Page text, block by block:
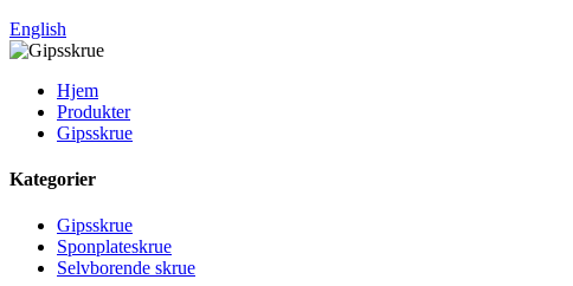
English
Hjem
Produkter
Gipsskrue
Kategorier
Gipsskrue
Sponplateskrue
Selvborende skrue